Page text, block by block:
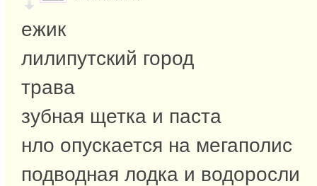
ежик
лилипутский город
трава
зубная щетка и паста
нло опускается на мегаполис
подводная лодка и водоросли